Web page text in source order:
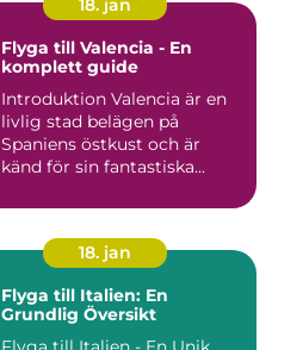
18. jan
Flyga till Valencia - En
komplett guide
Introduktion Valencia är en
livlig stad belägen på
Spaniens östkust och är
känd för sin fantastiska...
18. jan
Flyga till Italien: En
Grundlig Översikt